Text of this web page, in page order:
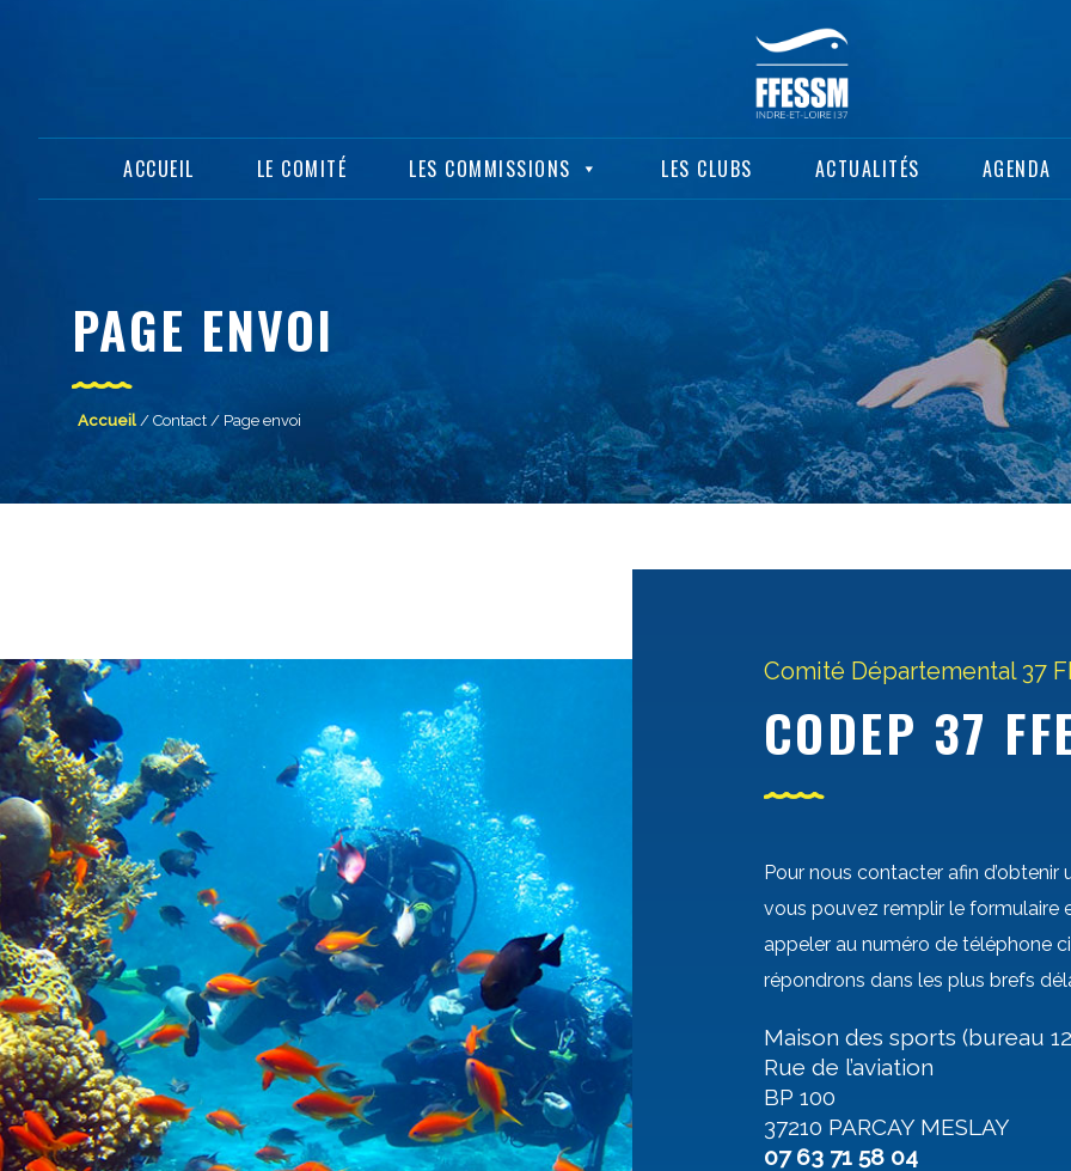
ACCUEIL LE COMITÉ LES COMMISSIONS LES CLUBS ACTUALITÉS AGENDA
PAGE ENVOI
Accueil/ Contact/ Page envoi
Comité Départemental 37
CODEP 37
Pour nous contacter afin d’obtenir
vous pouvez remplir le formulaire
appeler au numéro de téléphone
répondrons dans les plus brefs
Maison des sports (bureau
Rue de l’aviation
BP 100
37210 PARCAY MESLAY
07 63 71 58 04